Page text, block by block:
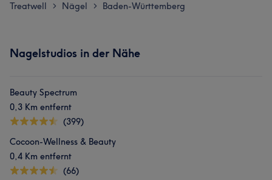
Treatwell > Nägel > Baden-Württemberg
Nagelstudios in der Nähe
Beauty Spectrum
0,3 Km entfernt
(399)
Cocoon-Wellness & Beauty
0,4 Km entfernt
(66)